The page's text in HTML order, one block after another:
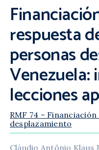
respuesta
personas
Venezuela:
lecciones
RMF 74 –
desplazamiento
Cláudio Antônio Klaus